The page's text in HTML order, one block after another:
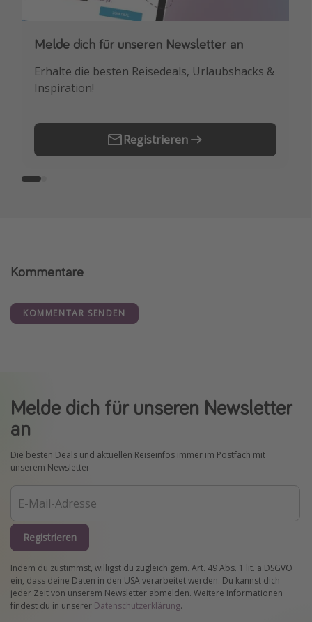
Melde dich für unseren Newsletter an
Erhalte die besten Reisedeals, Urlaubshacks &
Inspiration!
Registrieren
Downloade unsere App
Buche die besten Reiseschnäppchen als
Erstes.
Kommentare
KOMMENTAR SENDEN
Melde dich für unseren Newsletter
an
Die besten Deals und aktuellen Reiseinfos immer im Postfach mit
unserem Newsletter
Registrieren
Indem du zustimmst, willigst du zugleich gem. Art. 49 Abs. 1 lit. a DSGVO
ein, dass deine Daten in den USA verarbeitet werden. Du kannst dich
jeder Zeit von unserem Newsletter abmelden. Weitere Informationen
findest du in unserer Datenschutzerklärung.